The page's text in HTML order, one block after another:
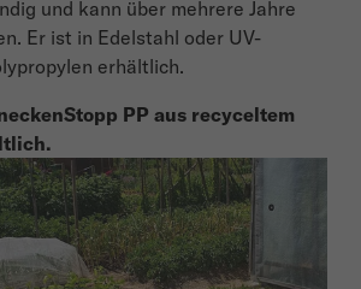
und kann über mehrere Jahre
Er ist in Edelstahl oder UV-
erhältlich.
PP aus recyceltem